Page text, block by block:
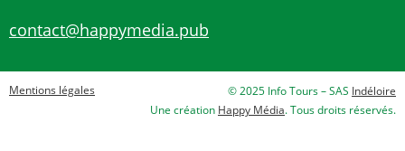
contact@happymedia.pub
Mentions légales © 2025 Info Tours – SAS Indéloire
Une création Happy Média. Tous droits réservés.